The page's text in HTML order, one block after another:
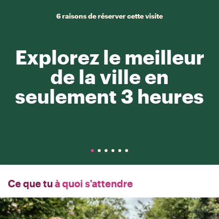
6 raisons de réserver cette visite
Explorez le meilleur
de la ville en
seulement 3 heures
Ce que tu à quoi s'attendre